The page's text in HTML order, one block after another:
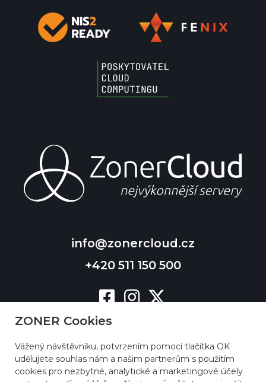
info@zonercloud.cz
+420 511 150 500
ZONER Cookies
Vážený návštěvníku, potvrzením pomocí tlačítka OK
udělujete souhlas nám a našim partnerům s použitím
cookies pro nezbytné, analytické a marketingové účely